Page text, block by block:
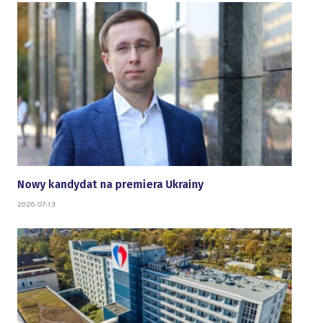
Nowy kandydat na premiera Ukrainy
2026-07-13